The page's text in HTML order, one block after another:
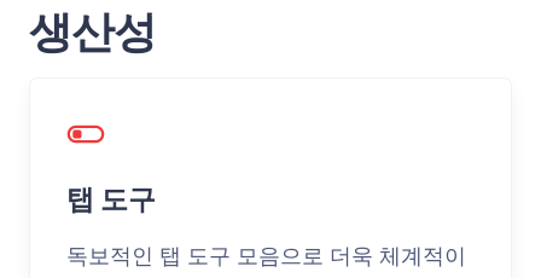
생산성
탭 도구
독보적인 탭 도구 모음으로 더욱 체계적이